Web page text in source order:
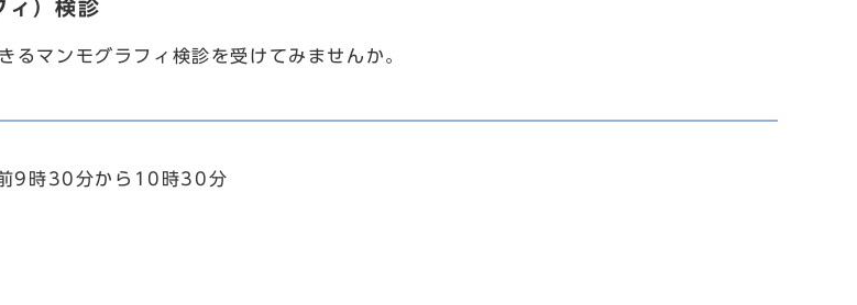
ィ）検診
マンモグラフィ検診を受けてみませんか。
9時30分から10時30分